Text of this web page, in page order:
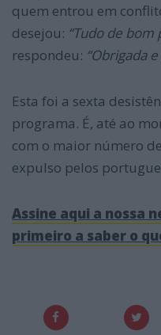
quem entrou em
desejou: “Tudo de bom
respondeu: “Obrigada
Esta foi a sexta
programa. É, até ao
com o maior número
expulso pelos
Assine aqui a nossa
primeiro a saber o